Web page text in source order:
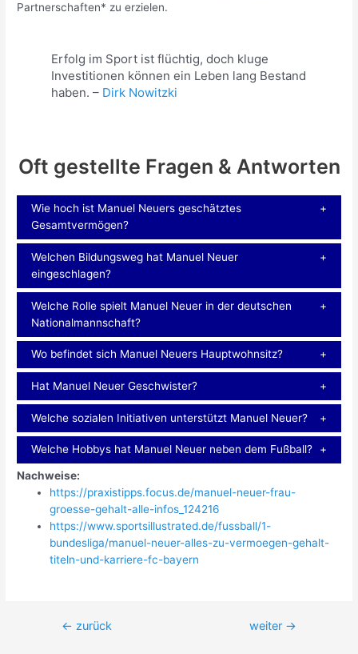
Partnerschaften* zu erzielen.
Erfolg im Sport ist flüchtig, doch kluge
Investitionen können ein Leben lang Bestand
haben. – Dirk Nowitzki
Oft gestellte Fragen & Antworten
Wie hoch ist Manuel Neuers geschätztes
Gesamtvermögen?
Welchen Bildungsweg hat Manuel Neuer
eingeschlagen?
Welche Rolle spielt Manuel Neuer in der deutschen
Nationalmannschaft?
Wo befindet sich Manuel Neuers Hauptwohnsitz?
Hat Manuel Neuer Geschwister?
Welche sozialen Initiativen unterstützt Manuel Neuer?
Welche Hobbys hat Manuel Neuer neben dem Fußball?
Nachweise:
https://praxistipps.focus.de/manuel-neuer-frau-
groesse-gehalt-alle-infos_124216
https://www.sportsillustrated.de/fussball/1-
bundesliga/manuel-neuer-alles-zu-vermoegen-gehalt-
titeln-und-karriere-fc-bayern
Beitragsnavigation
← zurück weiter →